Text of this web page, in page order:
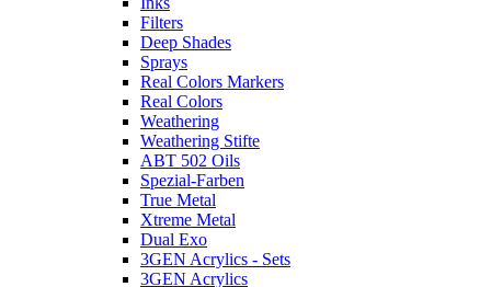
Filters
Deep Shades
Sprays
Real Colors Markers
Real Colors
Weathering
Weathering Stifte
ABT 502 Oils
Spezial-Farben
True Metal
Xtreme Metal
Dual Exo
3GEN Acrylics - Sets
3GEN Acrylics